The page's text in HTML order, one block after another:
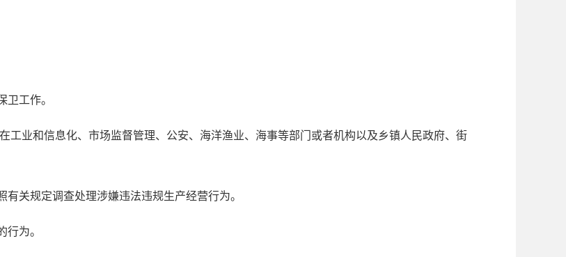
工作。
工业和信息化、市场监督管理、公安、海洋渔业、海事等部门或者机构以及乡镇人民政府、街
关规定调查处理涉嫌违法违规生产经营行为。
为。